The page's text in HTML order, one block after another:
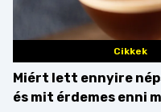
Cikkek
Miért lett ennyire
és mit érdemes enni